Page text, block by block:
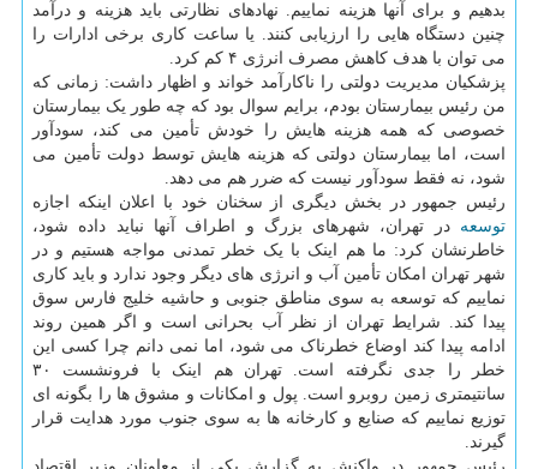
بدهیم و برای آنها هزینه نماییم. نهادهای نظارتی باید هزینه و درآمد
چنین دستگاه هایی را ارزیابی کنند. یا ساعت کاری برخی ادارات را
می توان با هدف کاهش مصرف انرژی ۴ کم کرد.
پزشکیان مدیریت دولتی را ناکارآمد خواند و اظهار داشت: زمانی که
من رئیس بیمارستان بودم، برایم سوال بود که چه طور یک بیمارستان
خصوصی که همه هزینه هایش را خودش تأمین می کند، سودآور
است، اما بیمارستان دولتی که هزینه هایش توسط دولت تأمین می
شود، نه فقط سودآور نیست که ضرر هم می دهد.
رئیس جمهور در بخش دیگری از سخنان خود با اعلان اینکه اجازه
توسعه در تهران، شهرهای بزرگ و اطراف آنها نباید داده شود،
خاطرنشان کرد: ما هم اینک با یک خطر تمدنی مواجه هستیم و در
شهر تهران امکان تأمین آب و انرژی های دیگر وجود ندارد و باید کاری
نماییم که توسعه به سوی مناطق جنوبی و حاشیه خلیج فارس سوق
پیدا کند. شرایط تهران از نظر آب بحرانی است و اگر همین روند
ادامه پیدا کند اوضاع خطرناک می شود، اما نمی دانم چرا کسی این
خطر را جدی نگرفته است. تهران هم اینک با فرونشست ۳۰
سانتیمتری زمین روبرو است. پول و امکانات و مشوق ها را بگونه ای
توزیع نماییم که صنایع و کارخانه ها به سوی جنوب مورد هدایت قرار
گیرند.